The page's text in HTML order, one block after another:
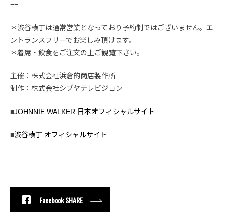
==
＊渋谷横丁は通常営業となっており予約制ではございません。エ
ントランスフリーでお楽しみ頂けます。
＊着席・飲食をご注文の上ご観覧下さい。
主催：株式会社浜倉的商店製作所
制作：株式会社シブヤテレビジョン
■JOHNNIE WALKER 日本オフィシャルサイト
■渋谷横丁 オフィシャルサイト
Facebook SHARE